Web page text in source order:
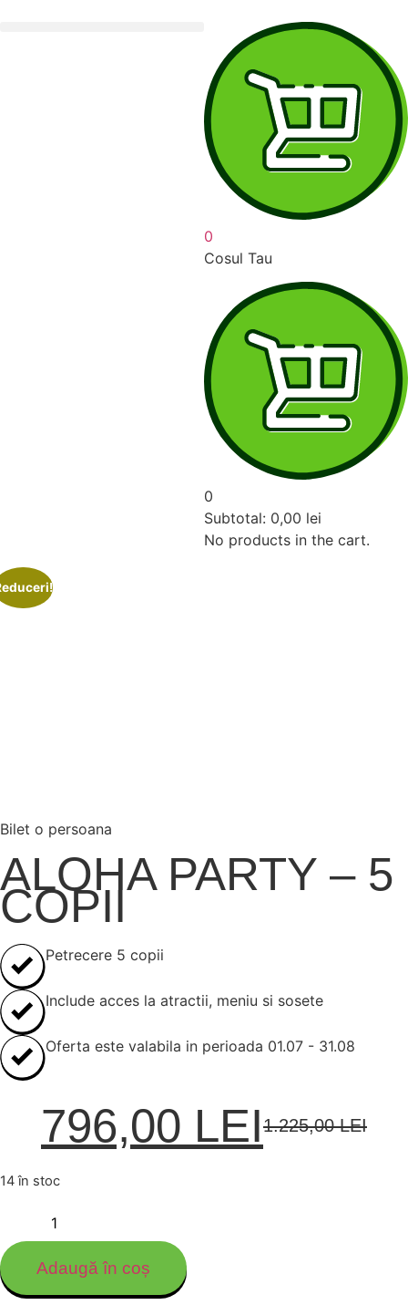
0
Cosul Tau
0
Subtotal: 0,00 lei
No products in the cart.
Bilet o persoana
ALOHA PARTY – 5
COPII
Petrecere 5 copii
Include acces la atractii, meniu si sosete
Oferta este valabila in perioada 01.07 - 31.08
1.225,00LEI
796,00 LEI
14 în stoc
Adaugă în coș